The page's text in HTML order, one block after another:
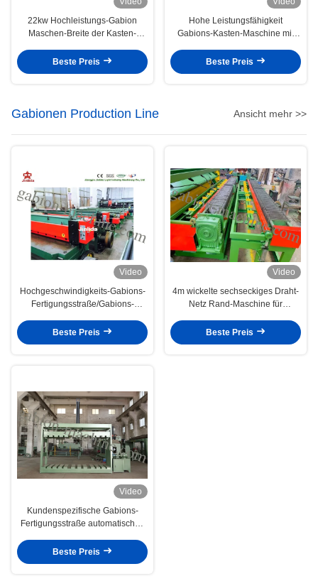
22kw Hochleistungs-Gabion
Maschen-Breite der Kasten-
Maschinen-4300mm
Beste Preis
Hohe Leistungsfähigkeit
Gabions-Kasten-Maschine mit
Beste Preis
Gabionen Production Line Ansicht mehr >>
Video
Hochgeschwindigkeits-Gabions-
Fertigungsstraße/Gabions-
7.5kw 6t
Beste Preis
Video
4m wickelte sechseckiges Draht-
Netz Rand-Maschine für
wickelt
Beste Preis
Video
Kundenspezifische Gabions-
Fertigungsstraße automatisches
Maschine fängt
Beste Preis